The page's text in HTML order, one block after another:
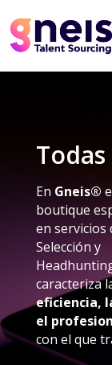
En Gneis®
boutique
en servicios
Selección y
caracteriza
eficiencia,
el
con el que